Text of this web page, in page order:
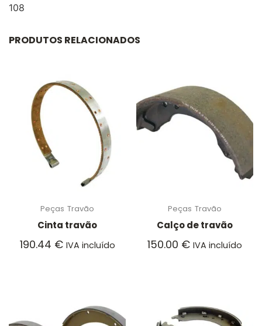
108
PRODUTOS RELACIONADOS
Peças Travão
Cinta travão
190.44 € IVA incluído
Peças Travão
Calço de travão
150.00 € IVA incluído